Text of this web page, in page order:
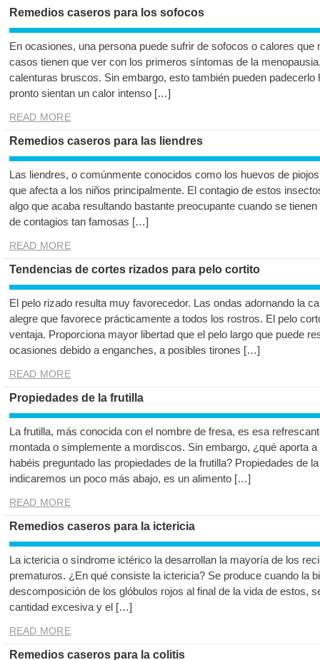
Remedios caseros para los sofocos
En ocasiones, una persona puede sufrir de sofocos o calores que
casos tienen que ver con los primeros síntomas de la
calenturas bruscos. Sin embargo, esto también pueden
pronto sientan un calor intenso […]
READ MORE
Remedios caseros para las liendres
Las liendres, o comúnmente conocidos como los huevos de
que afecta a los niños principalmente. El contagio de estos
algo que acaba resultando bastante preocupante cuando se
de contagios tan famosas […]
READ MORE
Tendencias de cortes rizados para pelo cortito
El pelo rizado resulta muy favorecedor. Las ondas adornando la
alegre que favorece prácticamente a todos los rostros. El pelo
ventaja. Proporciona mayor libertad que el pelo largo que puede
ocasiones debido a enganches, a posibles tirones […]
READ MORE
Propiedades de la frutilla
La frutilla, más conocida con el nombre de fresa, es esa
montada o simplemente a mordiscos. Sin embargo, ¿qué aporta
habéis preguntado las propiedades de la frutilla? Propiedades de
indicaremos un poco más abajo, es un alimento […]
READ MORE
Remedios caseros para la ictericia
La ictericia o síndrome ictérico la desarrollan la mayoría de los
prematuros. ¿En qué consiste la ictericia? Se produce cuando la
descomposición de los glóbulos rojos al final de la vida de estos,
cantidad excesiva y el […]
READ MORE
Remedios caseros para la colitis